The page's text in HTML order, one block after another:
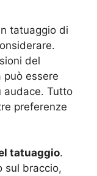
tatuaggio di
del
essere
audace. Tutto
preferenze
tatuaggio.
sul braccio,